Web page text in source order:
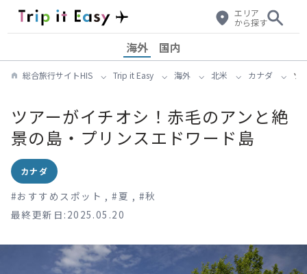
エリア
から探す
海外 国内
総合旅行サイトHIS Trip it Easy 海外 北米 カナダ ツ
ツアーがイチオシ！赤毛のアンと絶
景の島・プリンスエドワード島
カナダ
#おすすめスポット ,# 夏 , #秋
最終更新日:2025.05.20